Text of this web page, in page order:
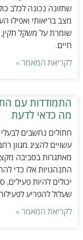
שתזונה נכונה לכלב
מצב בריאותי ואפילו
שומרת על משקל תקין,
חיים.
לקריאת המאמר »
התמודדות עם
מה כדאי לדעת
חתולים נחשבים
עשויים להציג מגוון
מאתגרות בסביבה
התנהגויות אלו כדי
יכולים להיות
שעלול להפריע
לקריאת המאמר »